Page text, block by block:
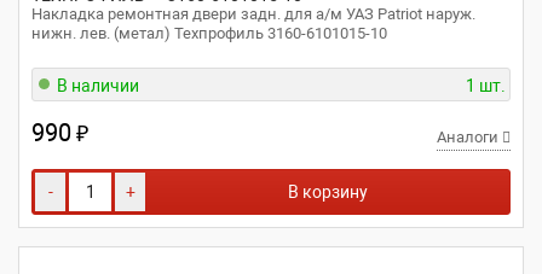
Накладка ремонтная двери задн. для а/м УАЗ Patriot наруж.
нижн. лев. (метал) Техпрофиль 3160-6101015-10
В наличии 1 шт.
990₽ Аналоги
- + В корзину